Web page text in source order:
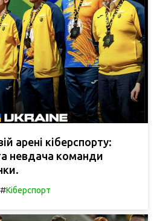
арені кіберспорту:
невдача команди
#Кіберспорт